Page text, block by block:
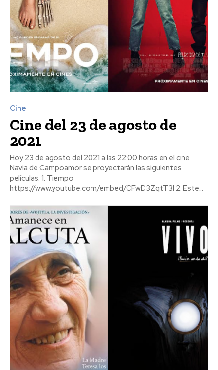
Cine
Cine del 23 de agosto de
2021
Hoy 23 de agosto del 2021 a las 22:00 horas en el cine
Navia de Campoamor se proyectarán las siguientes
películas: 1. Tiempo
https://www.youtube.com/embed/CFwD3ZqtT3I 2. Este...